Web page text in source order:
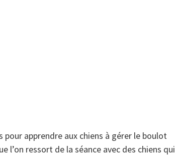
pour apprendre aux chiens à gérer le boulot
l’on ressort de la séance avec des chiens qui